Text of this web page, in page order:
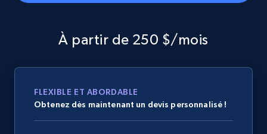
and more.
2.1K+ 355+ Commencer
Home Depot US - Discover products by
specified UPC
À partir de 250 $/mois
FLEXIBLE ET ABORDABLE
Obtenez dès maintenant un devis personnalisé !